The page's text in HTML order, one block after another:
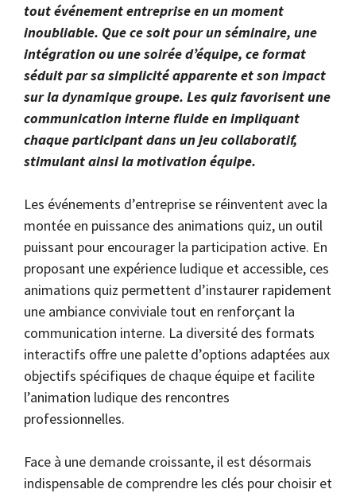
tout événement entreprise en un moment
inoubliable. Que ce soit pour un séminaire, une
intégration ou une soirée d’équipe, ce format
séduit par sa simplicité apparente et son impact
sur la dynamique groupe. Les quiz favorisent une
communication interne fluide en impliquant
chaque participant dans un jeu collaboratif,
stimulant ainsi la motivation équipe.
Les événements d’entreprise se réinventent avec la
montée en puissance des animations quiz, un outil
puissant pour encourager la participation active. En
proposant une expérience ludique et accessible, ces
animations quiz permettent d’instaurer rapidement
une ambiance conviviale tout en renforçant la
communication interne. La diversité des formats
interactifs offre une palette d’options adaptées aux
objectifs spécifiques de chaque équipe et facilite
l’animation ludique des rencontres
professionnelles.
Face à une demande croissante, il est désormais
indispensable de comprendre les clés pour choisir et